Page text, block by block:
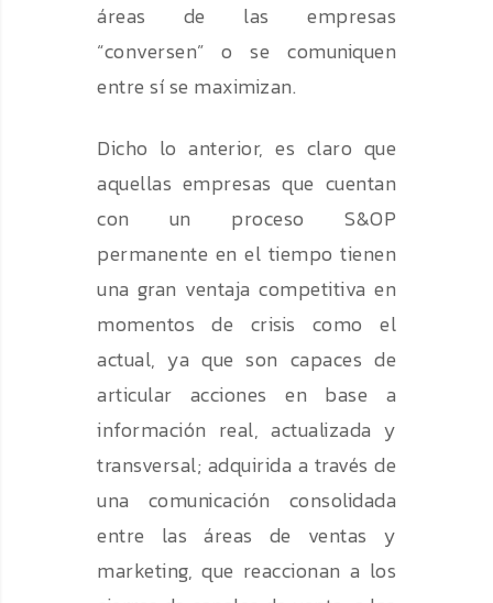
áreas de las empresas
“conversen” o se comuniquen
entre sí se maximizan.
Dicho lo anterior, es claro que
aquellas empresas que cuentan
con un proceso S&OP
permanente en el tiempo tienen
una gran ventaja competitiva en
momentos de crisis como el
actual, ya que son capaces de
articular acciones en base a
información real, actualizada y
transversal; adquirida a través de
una comunicación consolidada
entre las áreas de ventas y
marketing, que reaccionan a los